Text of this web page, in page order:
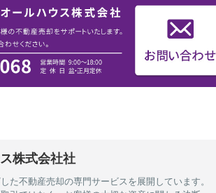
株式会社社
た不動産売却の専門サービスを展開しています。